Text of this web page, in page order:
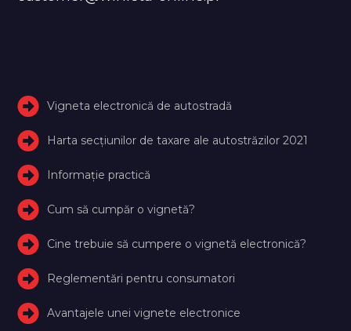
Vigneta electronică de autostradă
Harta secțiunilor de taxare ale autostrăzilor 2021
Informație practică
Cum să cumpăr o vignetă?
Cine trebuie să cumpere o vignetă electronică?
Reglementări pentru consumatori
Avantajele unei vignete electronice